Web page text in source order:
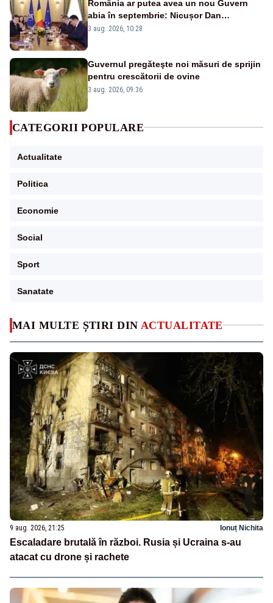
MAI MULTE ȘTIRI DIN ACTUALITATE
9 aug. 2026, 21:25 Ionuț Nichita
Escaladare brutală în război. Rusia și Ucraina s-au
atacat cu drone și rachete
România ar putea avea un nou Guvern
abia în septembrie: Nicușor Dan
pregătește noi consultări cu partidele
3 aug. 2026, 10:28
Guvernul pregăteşte noi măsuri de sprijin
pentru crescătorii de ovine
3 aug. 2026, 09:36
CATEGORII POPULARE
Actualitate
Politica
Economie
Social
Sport
Sanatate